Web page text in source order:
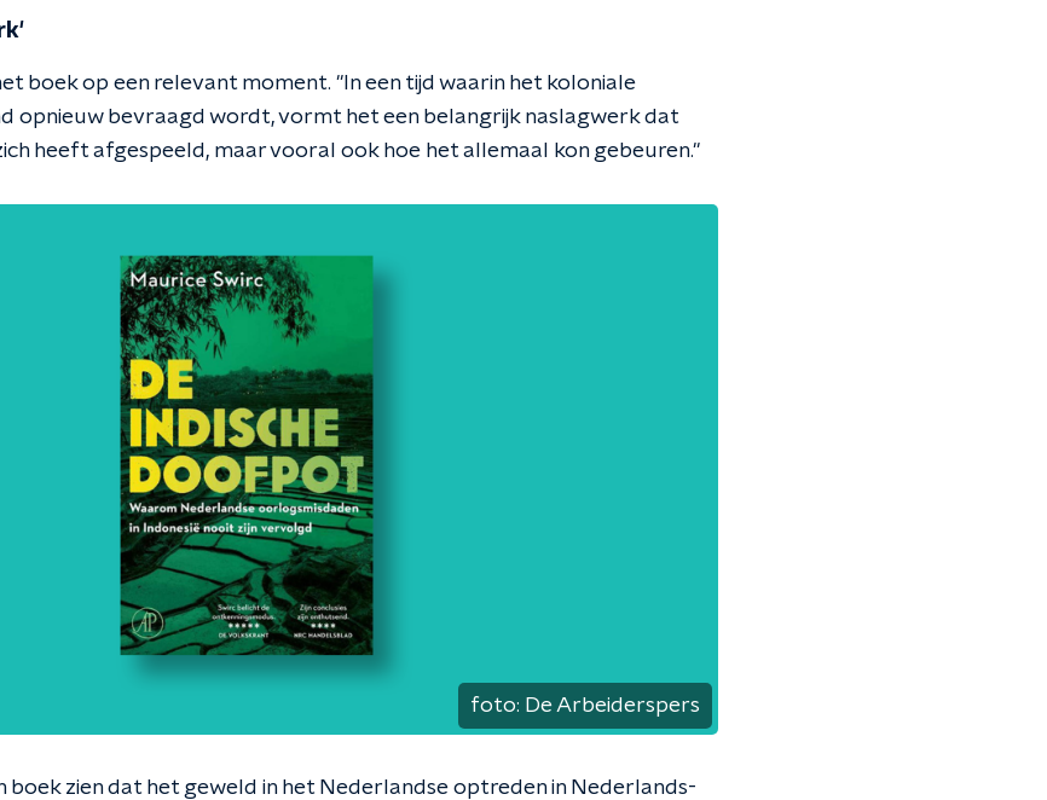
boek op een relevant moment. "In een tijd waarin het koloniale
opnieuw bevraagd wordt, vormt het een belangrijk naslagwerk dat
heeft afgespeeld, maar vooral ook hoe het allemaal kon gebeuren."
foto: De Arbeiderspers
boek zien dat het geweld in het Nederlandse optreden in Nederlands-